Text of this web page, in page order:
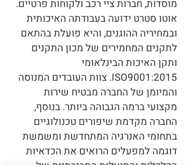
מוסדות, חברות ציי רכב ולקוחות פרטיים.
אוטו סטרט ידועה בעבודתה האיכותית
ובמחיריה ההוגנים, והיא פועלת בהתאם
לתקנים המחמירים של מכון התקנים
ותקן האיכות הבינלאומי
ISO9001:2015. צוות העובדים המנוסה
והמיומן של החברה מבטיח שירות
מקצועי ברמה הגבוהה ביותר. בנוסף,
החברה מקדמת שיפורים טכנולוגיים
בתחומי האנרגיה המתחדשת ומשמשת
דוגמה למפעלים הרואים את הכדאיות